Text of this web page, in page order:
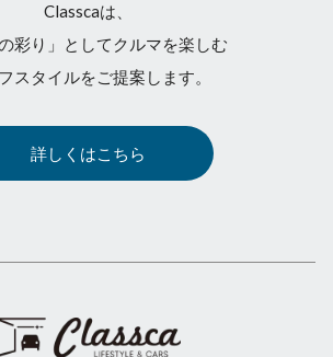
Classcaは、
の彩り」としてクルマを楽しむ
スタイルをご提案します。
詳しくはこちら